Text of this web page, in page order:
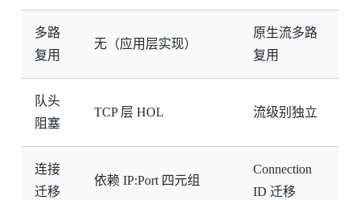
多路
复用
无（应用层实现）
原生流多路
复用
队头
阻塞
TCP 层 HOL 流级别独立
连接
迁移
依赖 IP:Port 四元组
Connection
ID 迁移